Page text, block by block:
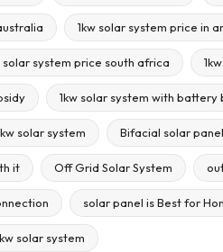
1kw solar system price in
solar system price south africa
1kw solar system with battery
solar system Bifacial solar panel
it Off Grid Solar System
solar panel is Best for
solar system